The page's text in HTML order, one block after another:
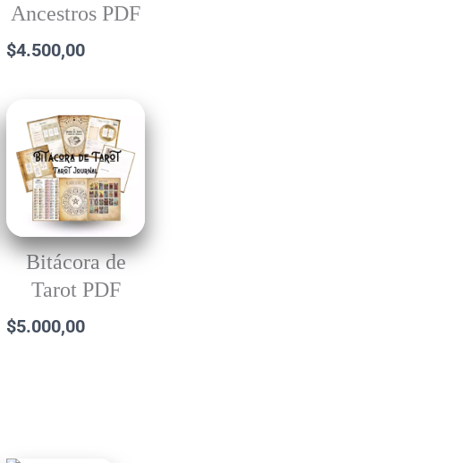
Ancestros PDF
$4.500,00
Bitácora de
Tarot PDF
$5.000,00